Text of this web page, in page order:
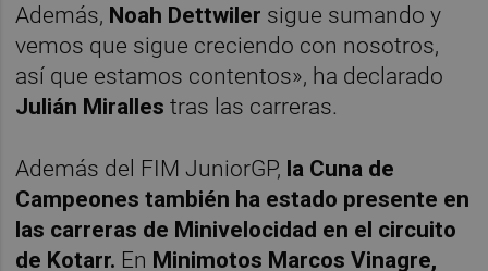
Además, Noah Dettwiler sigue sumando y
vemos que sigue creciendo con nosotros,
así que estamos contentos», ha declarado
Julián Miralles tras las carreras.
Además del FIM JuniorGP, la Cuna de
Campeones también ha estado presente en
las carreras de Minivelocidad en el circuito
de Kotarr. En Minimotos Marcos Vinagre,